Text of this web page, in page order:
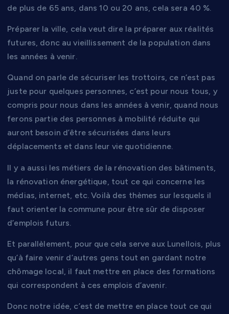
de plus de 65 ans, dans 10 ou 20 ans, cela sera 40 %.
Préparer la ville, cela veut dire la préparer aux réalités
futures, donc au vieillissement de la population dans
les années à venir.
Quand on parle de sécuriser les trottoirs, ce n’est pas
juste pour quelques personnes, c’est pour nous tous, y
compris pour nous dans les années à venir, quand nous
ferons partie des personnes à mobilité réduite qui
auront besoin d’être sécurisées dans leurs
déplacements et dans leur vie quotidienne.
Il y a aussi les métiers de la rénovation des bâtiments,
la rénovation énergétique, tout ce qui concerne les
médias, internet, etc. Voilà des thèmes sur lesquels il
faut orienter la commune pour être sûr de disposer
d’emplois futurs.
Et parallèlement, pour que cela serve aux Lunellois, plus
qu’à faire venir d’autres gens tout en gardant notre
chômage local, il faut mettre en place des formations
qui correspondent à ces emplois d’avenir.
Donc notre idée, c’est de mettre en place tout ce qui